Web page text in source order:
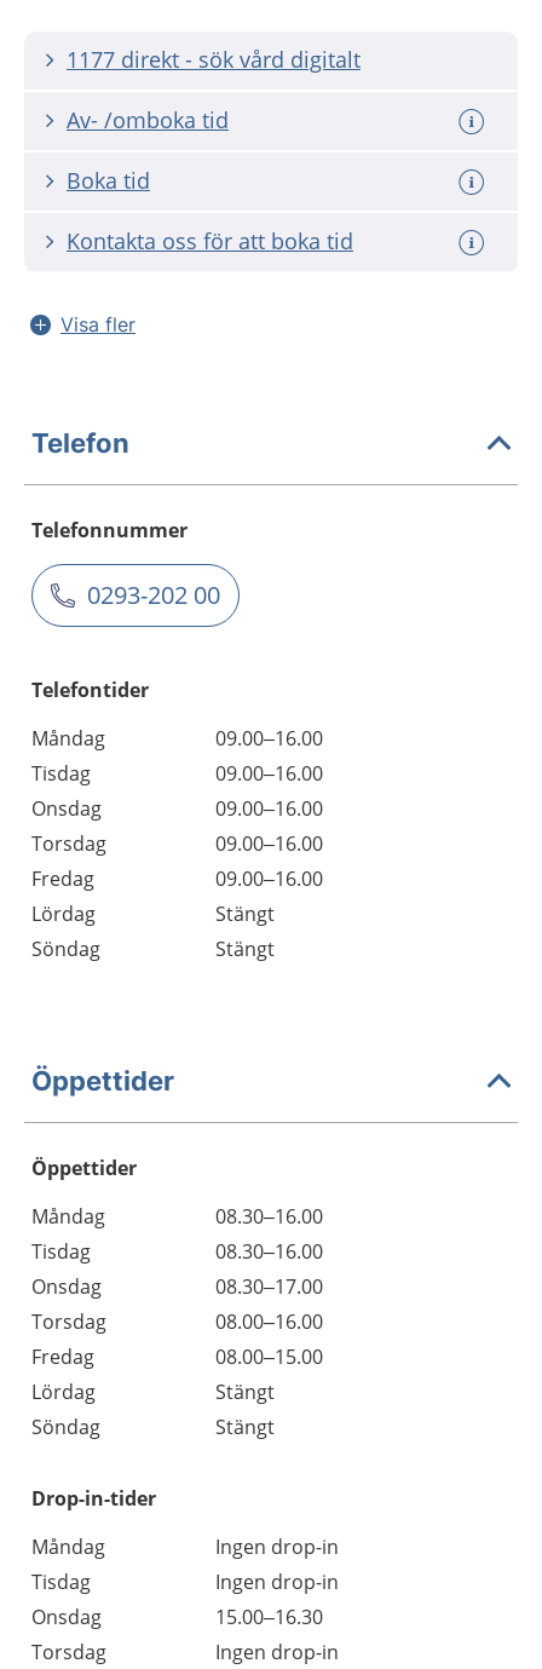
1177 direkt - sök vård digitalt
Av- /omboka tid
Boka tid
Kontakta oss för att boka tid
Visa fler
Telefon
Telefonnummer
0293-202 00
Telefontider
Måndag
09.00–16.00
Tisdag
09.00–16.00
Onsdag
09.00–16.00
Torsdag
09.00–16.00
Fredag
09.00–16.00
Lördag
Stängt
Söndag
Stängt
Öppettider
Öppettider
Dag
Öppettider
Kommentarer
Måndag
08.30–16.00
Tisdag
08.30–16.00
Onsdag
08.30–17.00
Torsdag
08.00–16.00
Fredag
08.00–15.00
Lördag
Stängt
Söndag
Stängt
Drop-in-tider
Måndag
Ingen drop-in
Tisdag
Ingen drop-in
Onsdag
15.00–16.30
Torsdag
Ingen drop-in